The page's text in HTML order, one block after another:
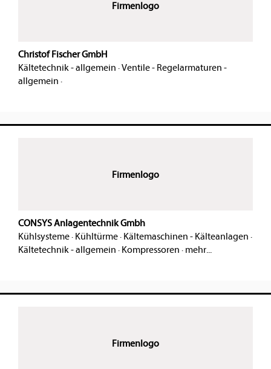
Firmenlogo
Christof Fischer GmbH
Kältetechnik - allgemein ·Ventile - Regelarmaturen -
allgemein ·
Firmenlogo
CONSYS Anlagentechnik Gmbh
Kühlsysteme· Kühltürme· Kältemaschinen - Kälteanlagen ·
Kältetechnik - allgemein · Kompressoren · mehr...
Firmenlogo